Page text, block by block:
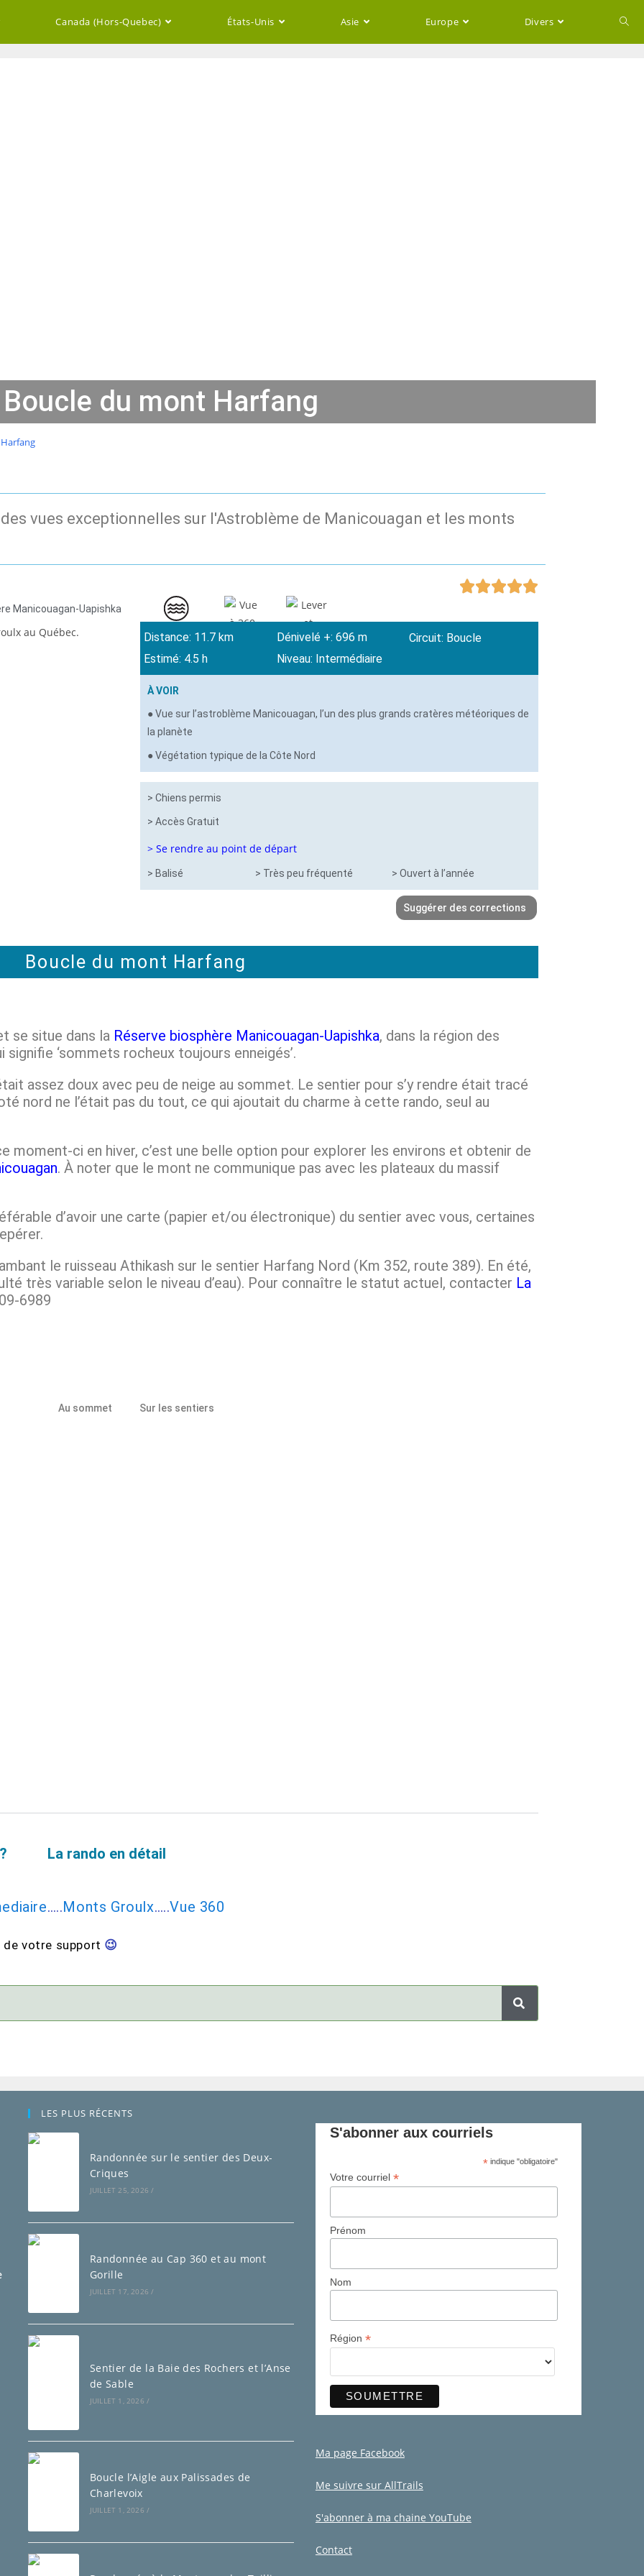
Canada (Hors-Quebec) États-Unis Asie Europe Divers
Boucle du mont Harfang
vues exceptionnelles sur l'Astroblème de Manicouagan et les monts

Manicouagan-Uapishka
Distance: 11.7 km Dénivelé +: 696 m
Circuit: Boucle
Estimé: 4.5 h
Niveau: Intermédiaire
À VOIR
● Vue sur l’astroblème Manicouagan, l’un des plus grands cratères météoriques de
la planète
● Végétation typique de la Côte Nord
> Chiens permis
> Accès Gratuit
> Se rendre au point de départ
> Balisé > Très peu fréquenté > Ouvert à l’année
Suggérer des corrections
Boucle du mont Harfang
se situe dans la Réserve biosphère Manicouagan-Uapishka, dans la région des
‘sommets rocheux toujours enneigés’.
assez doux avec peu de neige au sommet. Le sentier pour s’y rendre était tracé
nord ne l’était pas du tout, ce qui ajoutait du charme à cette rando, seul au
moment-ci en hiver, c’est une belle option pour explorer les environs et obtenir de
. À noter que le mont ne communique pas avec les plateaux du massif
d’avoir une carte (papier et/ou électronique) du sentier avec vous, certaines
le ruisseau Athikash sur le sentier Harfang Nord (Km 352, route 389). En été,
très variable selon le niveau d’eau). Pour connaître le statut actuel, contacter La
6989
Au sommet Sur les sentiers
La rando en détail
…..Monts Groulx…..Vue 360
de votre support 😉
LES PLUS RÉCENTS
Randonnée sur le sentier des Deux-
Criques
JUILLET 25, 2026 /
Randonnée au Cap 360 et au mont
Gorille
JUILLET 17, 2026 /
Sentier de la Baie des Rochers et l’Anse
de Sable
JUILLET 1, 2026 /
Boucle l’Aigle aux Palissades de
Charlevoix
JUILLET 1, 2026 /
S'abonner aux courriels
*indique "obligatoire"
Votre courriel *
Prénom
Nom
Région *
Ma page Facebook
Me suivre sur AllTrails
S'abonner à ma chaine YouTube
Contact